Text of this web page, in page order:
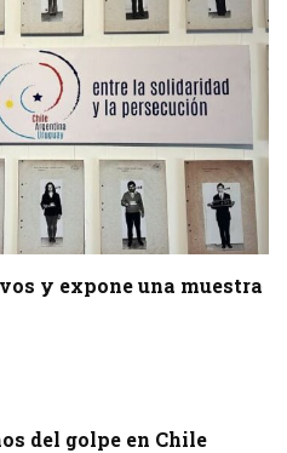
y expone una muestra
del golpe en Chile